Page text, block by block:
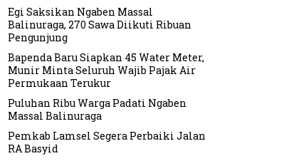
Egi Saksikan Ngaben Massal
Balinuraga, 270 Sawa Diikuti Ribuan
Pengunjung
Bapenda Baru Siapkan 45 Water Meter,
Munir Minta Seluruh Wajib Pajak Air
Permukaan Terukur
Puluhan Ribu Warga Padati Ngaben
Massal Balinuraga
Pemkab Lamsel Segera Perbaiki Jalan
RA Basyid